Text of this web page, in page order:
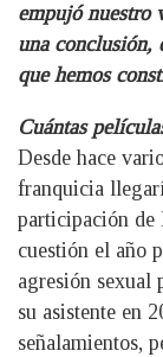
empujó
una conclusión,
que hemos
Cuántas
Desde hace
franquicia
participación de
cuestión el año
agresión sexual
su asistente en
señalamientos,